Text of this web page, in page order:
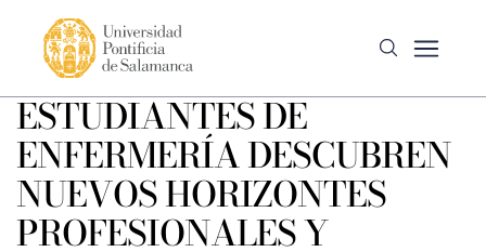
ESTUDIANTES DE
ENFERMERÍA DESCUBREN
NUEVOS HORIZONTES
PROFESIONALES Y